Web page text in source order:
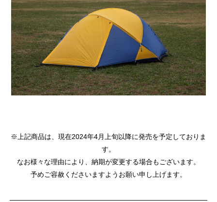
※上記商品は、 現在2024年4月上旬以降に発売を予定 しておりま
す。
なお様々な理由により、納期が変更する場合もございます。
予めご容赦くださいますようお願い申し上げます。